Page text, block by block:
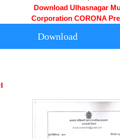
Download Ulhasnagar
Corporation CORONA
Download